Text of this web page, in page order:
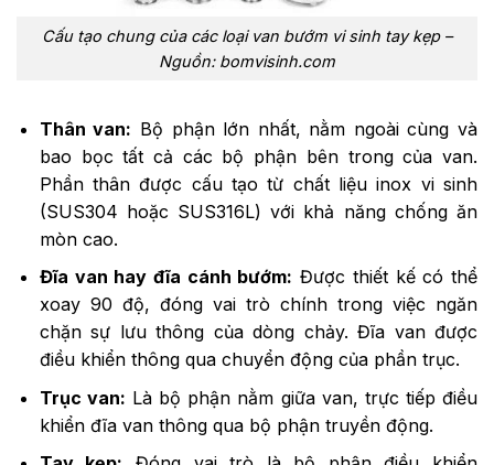
Cấu tạo chung của các loại van bướm vi sinh tay kẹp –
Nguồn: bomvisinh.com
Thân van: Bộ phận lớn nhất, nằm ngoài cùng và
bao bọc tất cả các bộ phận bên trong của van.
Phần thân được cấu tạo từ chất liệu inox vi sinh
(SUS304 hoặc SUS316L) với khả năng chống ăn
mòn cao.
Đĩa van hay đĩa cánh bướm: Được thiết kế có thể
xoay 90 độ, đóng vai trò chính trong việc ngăn
chặn sự lưu thông của dòng chảy. Đĩa van được
điều khiển thông qua chuyển động của phần trục.
Trục van: Là bộ phận nằm giữa van, trực tiếp điều
khiển đĩa van thông qua bộ phận truyền động.